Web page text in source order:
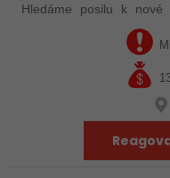
Hledáme posilu k nové
jste šikovný absolvent…